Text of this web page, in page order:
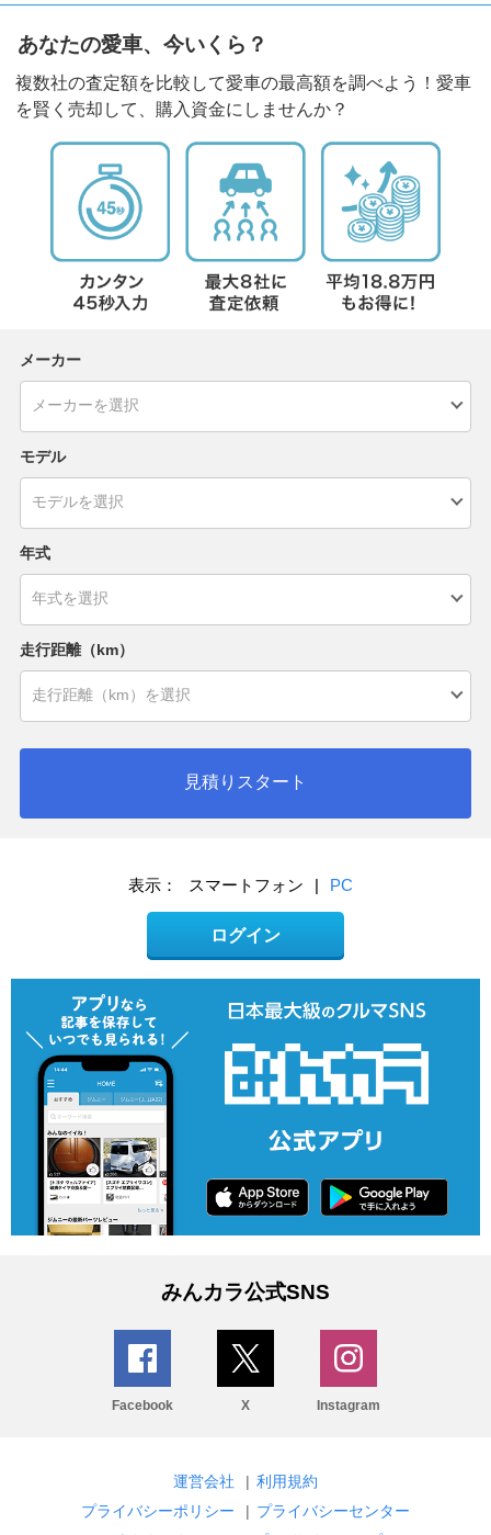
あなたの愛車、今いくら？
複数社の査定額を比較して愛車の最高額を調べよう！愛車
を賢く売却して、購入資金にしませんか？
メーカー
モデル
年式
走行距離（km）
見積りスタート
表示： スマートフォン | PC
ログイン
みんカラ公式SNS
Facebook X Instagram
運営会社 | 利用規約
プライバシーポリシー
| プライバシーセンター